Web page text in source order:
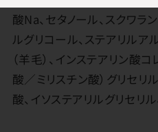
酸Na、セタノール、スクワラ
ルグリコール、ステアリルア
（羊毛）、インステアリン酸
酸／ミリスチン酸）グリセリ
酸、イソステアリルグリセリ